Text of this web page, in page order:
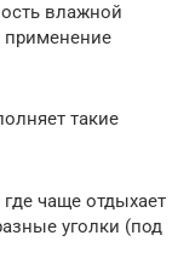
влажной
такие
чаще отдыхает
уголки (под